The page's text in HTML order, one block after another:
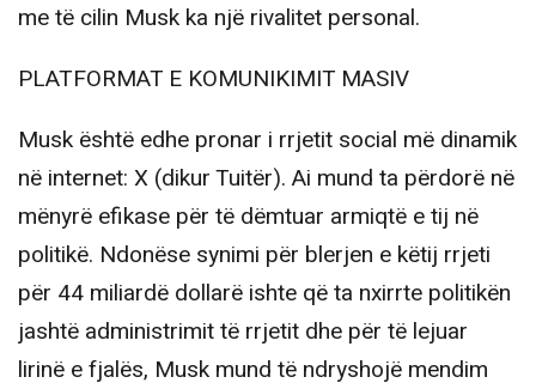
me të cilin Musk ka një rivalitet personal.
PLATFORMAT E KOMUNIKIMIT MASIV
Musk është edhe pronar i rrjetit social më dinamik
në internet: X (dikur Tuitër). Ai mund ta përdorë në
mënyrë efikase për të dëmtuar armiqtë e tij në
politikë. Ndonëse synimi për blerjen e këtij rrjeti
për 44 miliardë dollarë ishte që ta nxirrte politikën
jashtë administrimit të rrjetit dhe për të lejuar
lirinë e fjalës, Musk mund të ndryshojë mendim